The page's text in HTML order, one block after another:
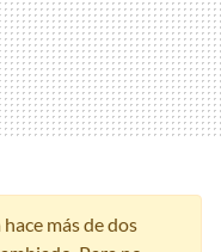
más de dos